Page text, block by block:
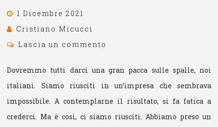
1 Dicembre 2021
Cristiano Micucci
Lascia un commento
Dovremmo tutti darci una gran pacca sulle spalle, noi
italiani. Siamo riusciti in un’impresa che sembrava
impossibile. A contemplarne il risultato, si fa fatica a
crederci. Ma è così, ci siamo riusciti. Abbiamo preso un